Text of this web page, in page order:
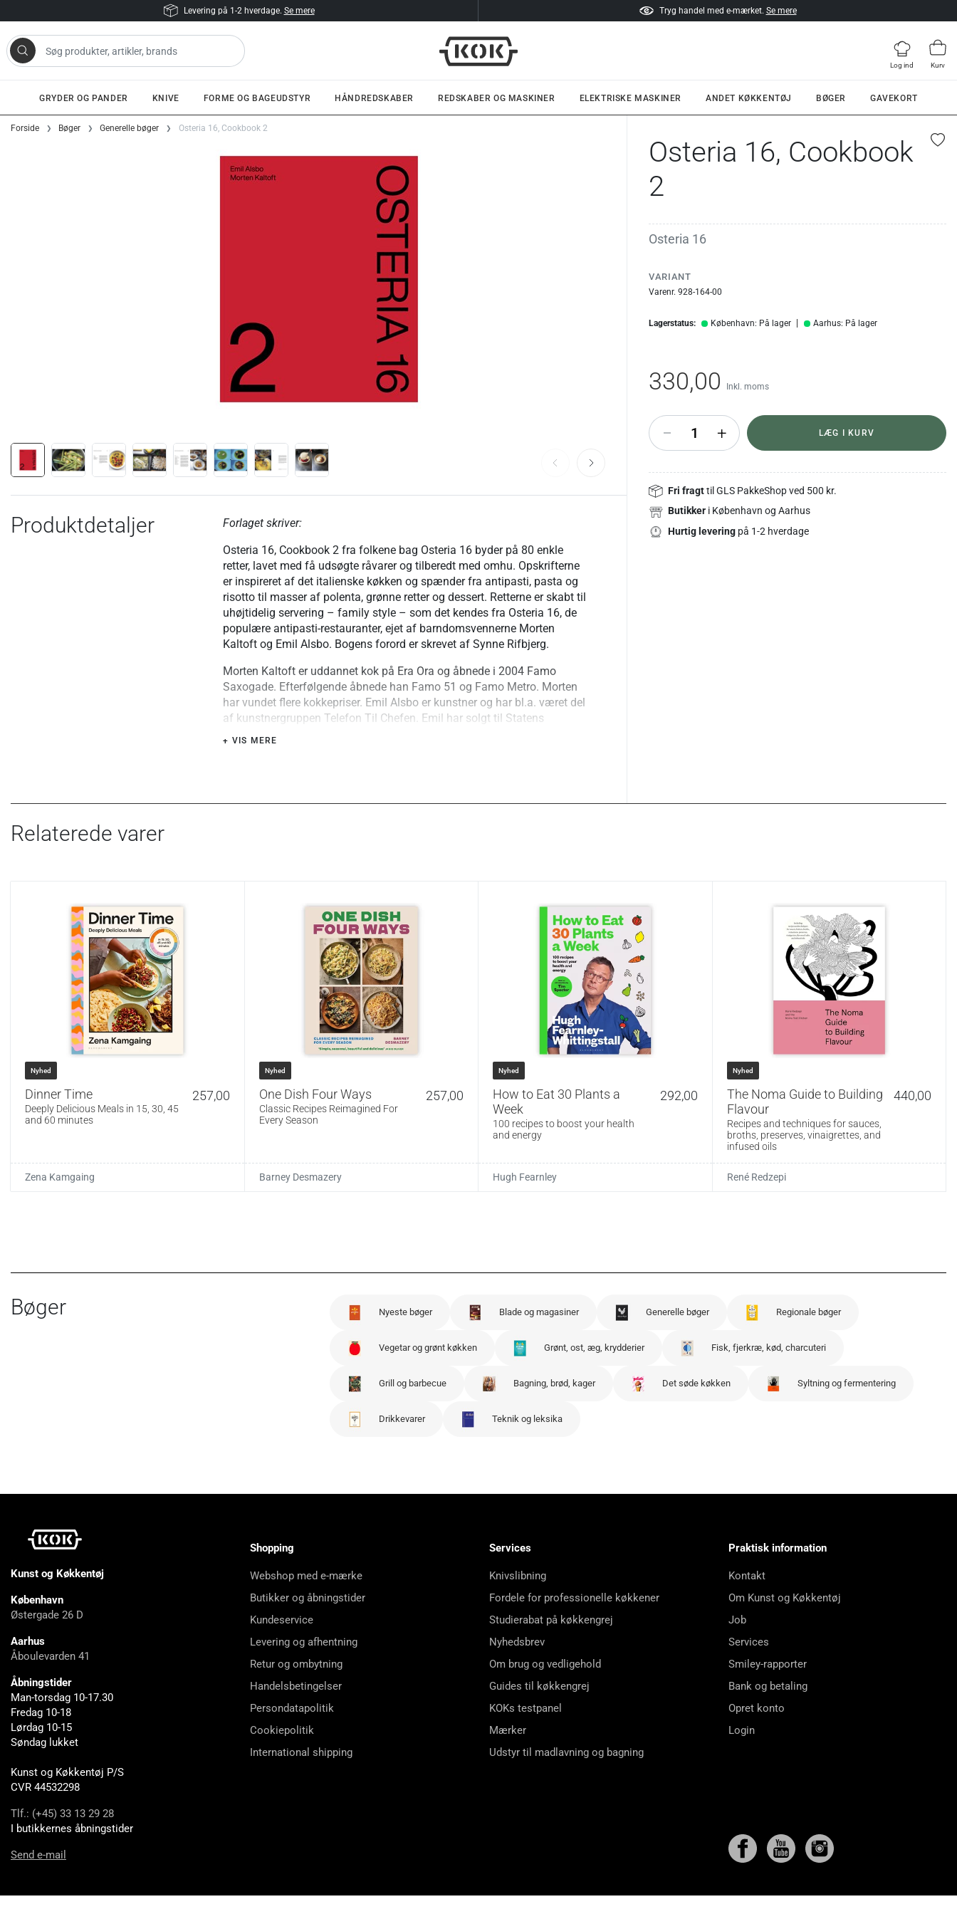
Gå til indhold
Levering på 1-2 hverdage. Se mere Tryg handel med e-mærket. Se mere
artikler, brands
Log ind Kurv
GRYDER OG PANDER KNIVE FORME OG BAGEUDSTYR HÅNDREDSKABER REDSKABER OG MASKINER ELEKTRISKE MASKINER ANDET KØKKENTØJ BØGER GAVEKORT
Forside Bøger Generelle bøger Osteria 16, Cookbook 2
Osteria 16, Cookbook
2
Osteria 16
VARIANT
Varenr. 928-164-00
Lagerstatus: København: På lager Aarhus: På lager
330,00 Inkl. moms
+ LÆG I KURV
Fri fragttil GLS PakkeShop ved 500 kr.
Butikker i København og Aarhus
Hurtig levering på 1-2 hverdage
Produktdetaljer
Forlaget skriver:
Osteria 16, Cookbook 2 fra folkene bag Osteria 16 byder på 80 enkle
retter, lavet med få udsøgte råvarer og tilberedt med omhu. Opskrifterne
er inspireret af det italienske køkken og spænder fra antipasti, pasta og
risotto til masser af polenta, grønne retter og dessert. Retterne er skabt til
uhøjtidelig servering – family style – som det kendes fra Osteria 16, de
populære antipasti-restauranter, ejet af barndomsvennerne Morten
Kaltoft og Emil Alsbo. Bogens forord er skrevet af Synne Rifbjerg.
Morten Kaltoft er uddannet kok på Era Ora og åbnede i 2004 Famo
Saxogade. Efterfølgende åbnede han Famo 51 og Famo Metro. Morten
har vundet flere kokkepriser. Emil Alsbo er kunstner og har bl.a. været del
af kunstnergruppen Telefon Til Chefen. Emil har solgt til Statens
Kunstfond og har bl.a. udstillet på Charlottenborg og Tranen. Til sammen
Sprog:Dansk
+ VIS MERE
Relaterede varer
Nyhed
Dinner Time
Deeply Delicious Meals in 15, 30, 45
and 60 minutes
257,00
Zena Kamgaing
Nyhed
One Dish Four Ways
Classic Recipes Reimagined For
Every Season
257,00
Barney Desmazery
Nyhed
How to Eat 30 Plants a
Week
100 recipes to boost your health
and energy
292,00
Hugh Fearnley
Nyhed
The Noma Guide to Building
Flavour
Recipes and techniques for sauces,
broths, preserves, vinaigrettes, and
infused oils
440,00
René Redzepi
Bøger Nyeste bøger Blade og magasiner Generelle bøger Regionale bøger
Vegetar og grønt køkken Grønt, ost, æg, krydderier Fisk, fjerkræ, kød, charcuteri
Grill og barbecue Bagning, brød, kager Det søde køkken Syltning og fermentering
Drikkevarer Teknik og leksika
Kunst og Køkkentøj
København
Østergade 26 D
Aarhus
Åboulevarden 41
Åbningstider
Man-torsdag 10-17.30
Fredag 10-18
Lørdag 10-15
Søndag lukket
Kunst og Køkkentøj P/S
CVR 44532298
Tlf.: (+45) 33 13 29 28
I butikkernes åbningstider
Send e-mail
Shopping
Webshop med e-mærke
Butikker og åbningstider
Kundeservice
Levering og afhentning
Retur og ombytning
Handelsbetingelser
Persondatapolitik
Cookiepolitik
International shipping
Services
Knivslibning
Fordele for professionelle køkkener
Studierabat på køkkengrej
Nyhedsbrev
Om brug og vedligehold
Guides til køkkengrej
KOKs testpanel
Mærker
Udstyr til madlavning og bagning
Praktisk information
Kontakt
Om Kunst og Køkkentøj
Job
Services
Smiley-rapporter
Bank og betaling
Opret konto
Login